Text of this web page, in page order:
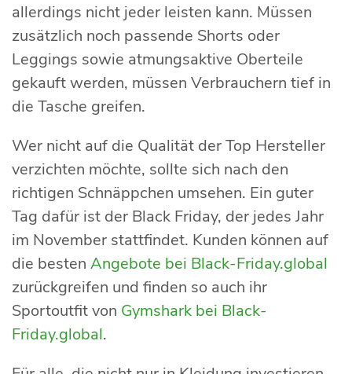
allerdings nicht jeder leisten kann. Müssen
zusätzlich noch passende Shorts oder
Leggings sowie atmungsaktive Oberteile
gekauft werden, müssen Verbrauchern tief in
die Tasche greifen.
Wer nicht auf die Qualität der Top Hersteller
verzichten möchte, sollte sich nach den
richtigen Schnäppchen umsehen. Ein guter
Tag dafür ist der Black Friday, der jedes Jahr
im November stattfindet. Kunden können auf
die besten Angebote bei Black-Friday.global
zurückgreifen und finden so auch ihr
Sportoutfit von Gymshark bei Black-
Friday.global.